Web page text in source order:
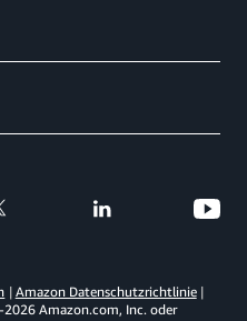
Amazon Datenschutzrichtlinie
2026 Amazon.com, Inc. oder